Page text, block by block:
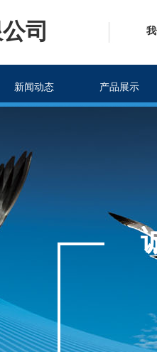
新闻动态 产品展示
司